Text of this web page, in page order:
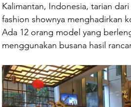
Kalimantan, Indonesia, tarian
fashion shownya menghadirkan
Ada 12 orang model yang
menggunakan busana hasil